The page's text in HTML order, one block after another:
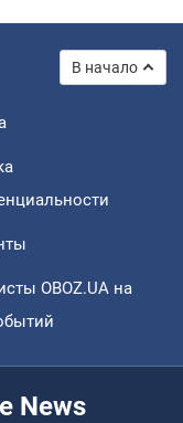
В начало
OBOZ.UA на
News